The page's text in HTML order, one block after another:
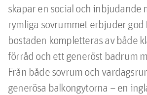
skapar en social och inbjudande
rymliga sovrummet erbjuder
bostaden kompletteras av både
förråd och ett generöst badrum
Från både sovrum och
generösa balkongytorna – en